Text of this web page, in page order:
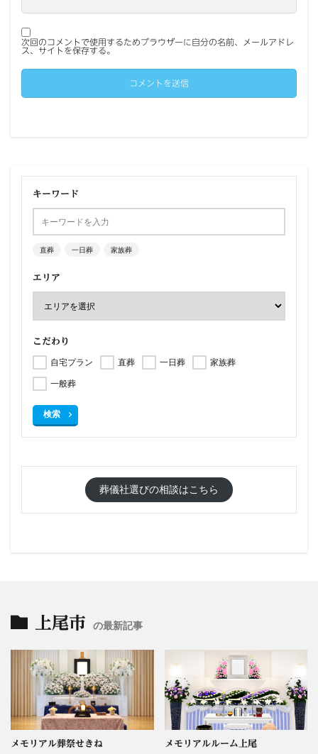
次回のコメントで使用するためブラウザーに自分の名前、メールアドレ
ス、サイトを保存する。
キーワード
直葬 一日葬 家族葬
エリア
こだわり
自宅プラン 直葬 一日葬
家族葬
一般葬
検索
葬儀社選びの相談はこちら
上尾市 の最新記事
メモリアル葬祭せきね メモリアルルーム上尾